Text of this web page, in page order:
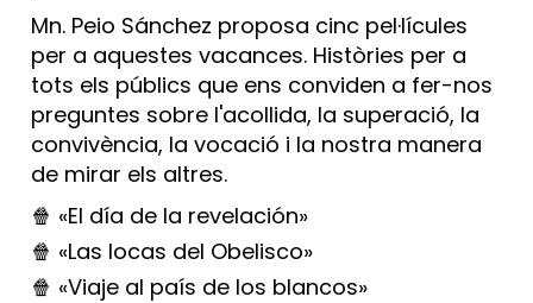
Mn. Peio Sánchez proposa cinc pel·lícules
per a aquestes vacances. Històries per a
tots els públics que ens conviden a fer-nos
preguntes sobre l'acollida, la superació, la
convivència, la vocació i la nostra manera
de mirar els altres.
🍿 «El día de la revelación»
🍿 «Las locas del Obelisco»
🍿 «Viaje al país de los blancos»